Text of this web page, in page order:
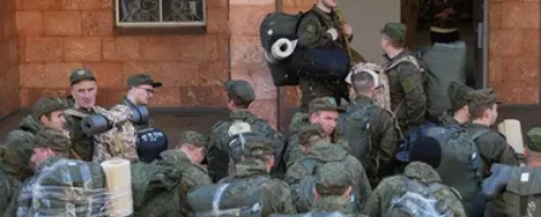
Кремль отдал приказ: в FT раскрыли, сколько
человек Россия хочет отправить на войну
против Украины до конца года
Усиление принудительного призыва сопровождается ростом
числа случаев дезертирства
годину тому 2,6 т.